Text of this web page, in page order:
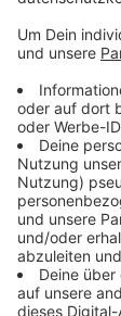
darüber
infiziert
Anzeige
Eine